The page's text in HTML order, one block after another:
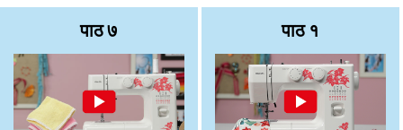
पाठ ७ पाठ १